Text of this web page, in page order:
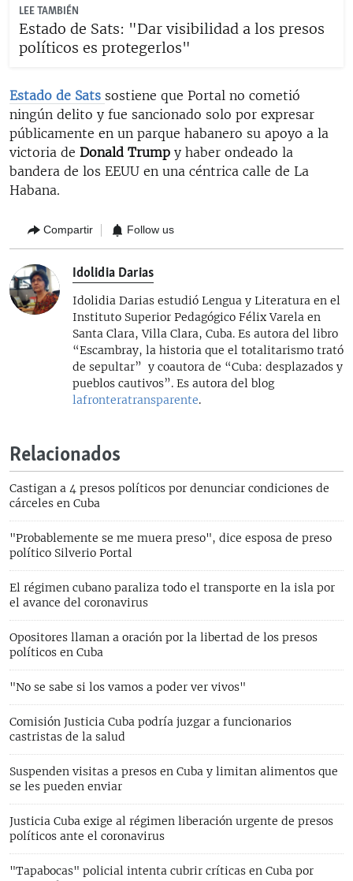
LEE TAMBIÉN
Estado de Sats: "Dar visibilidad a los presos
políticos es protegerlos"
Estado de Sats sostiene que Portal no cometió
ningún delito y fue sancionado solo por expresar
públicamente en un parque habanero su apoyo a la
victoria de Donald Trump y haber ondeado la
bandera de los EEUU en una céntrica calle de La
Habana.
Compartir Follow us
Idolidia Darias
Idolidia Darias estudió Lengua y Literatura en el
Instituto Superior Pedagógico Félix Varela en
Santa Clara, Villa Clara, Cuba. Es autora del libro
“Escambray, la historia que el totalitarismo trató
de sepultar” y coautora de “Cuba: desplazados y
pueblos cautivos”. Es autora del blog
lafronteratransparente.
Relacionados
Castigan a 4 presos políticos por denunciar condiciones de
cárceles en Cuba
"Probablemente se me muera preso", dice esposa de preso
político Silverio Portal
El régimen cubano paraliza todo el transporte en la isla por
el avance del coronavirus
Opositores llaman a oración por la libertad de los presos
políticos en Cuba
"No se sabe si los vamos a poder ver vivos"
Comisión Justicia Cuba podría juzgar a funcionarios
castristas de la salud
Suspenden visitas a presos en Cuba y limitan alimentos que
se les pueden enviar
Justicia Cuba exige al régimen liberación urgente de presos
políticos ante el coronavirus
"Tapabocas" policial intenta cubrir críticas en Cuba por